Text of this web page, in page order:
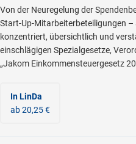
Von der Neuregelung der
Start-Up-Mitarbeiterbeteiligungen –
konzentriert, übersichtlich und
einschlägigen Spezialgesetze,
„Jakom Einkommensteuergesetz
In LinDa
ab 20,25 €